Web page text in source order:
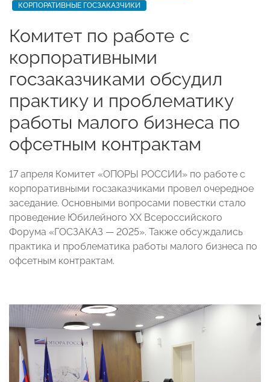
КОРПОРАТИВНЫЕ ГОСЗАКАЗЧИКИ
Комитет по работе с
корпоративными
госзаказчиками обсудил
практику и проблематику
работы малого бизнеса по
офсетным контрактам
17 апреля Комитет «ОПОРЫ РОССИИ» по работе с
корпоративными госзаказчиками провел очередное
заседание. Основными вопросами повестки стало
проведение Юбилейного XX Всероссийского
Форума «ГОСЗАКАЗ — 2025». Также обсуждались
практика и проблематика работы малого бизнеса по
офсетным контрактам.